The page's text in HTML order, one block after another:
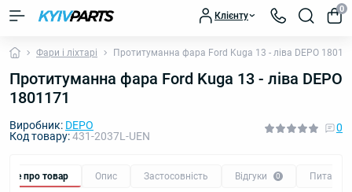
Клієнту
0
Фари і ліхтарі Протитуманна фара Ford Kuga 13 - ліва DEPO
Протитуманна фара Ford Kuga 13 - ліва DEPO
1801171
Виробник: DEPO
Код товару:431-2037L-UEN
0
Все про товар Опис Застосовність Відгуки 0 Питання